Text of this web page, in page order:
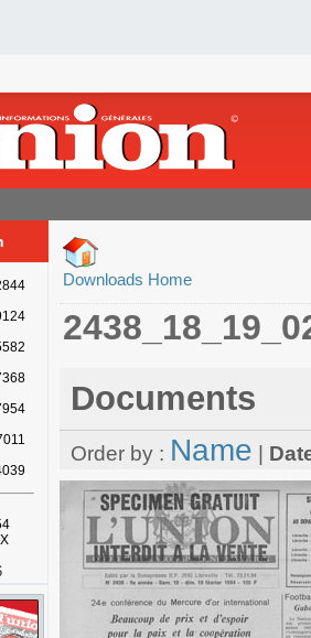
Downloads Home
Documents
Order by : Name